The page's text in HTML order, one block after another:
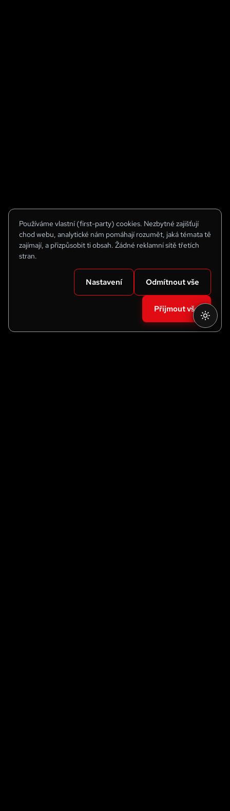
Používáme vlastní (first-party) cookies. Nezbytné zajišťují
chod webu, analytické nám pomáhají rozumět, jaká témata tě
zajímají, a přizpůsobit ti obsah. Žádné reklamní sítě třetích
stran.
Nastavení Odmítnout vše
Přijmout vše